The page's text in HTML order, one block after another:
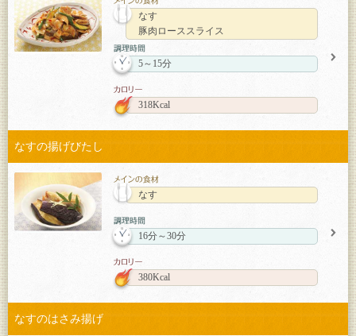
なす
豚肉ローススライス
5～15分
318Kcal
なすの揚げびたし
なす
16分～30分
380Kcal
なすのはさみ揚げ